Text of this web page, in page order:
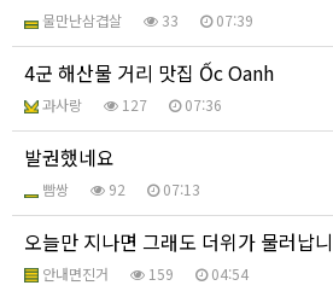
물만난삼겹살 33 07:39
4군 해산물 거리 맛집 Ốc Oanh
과사랑 127 07:36
발권했네요
빰쌍 92 07:13
오늘만 지나면 그래도 더위가 물러납
안내면진거 159 04:54